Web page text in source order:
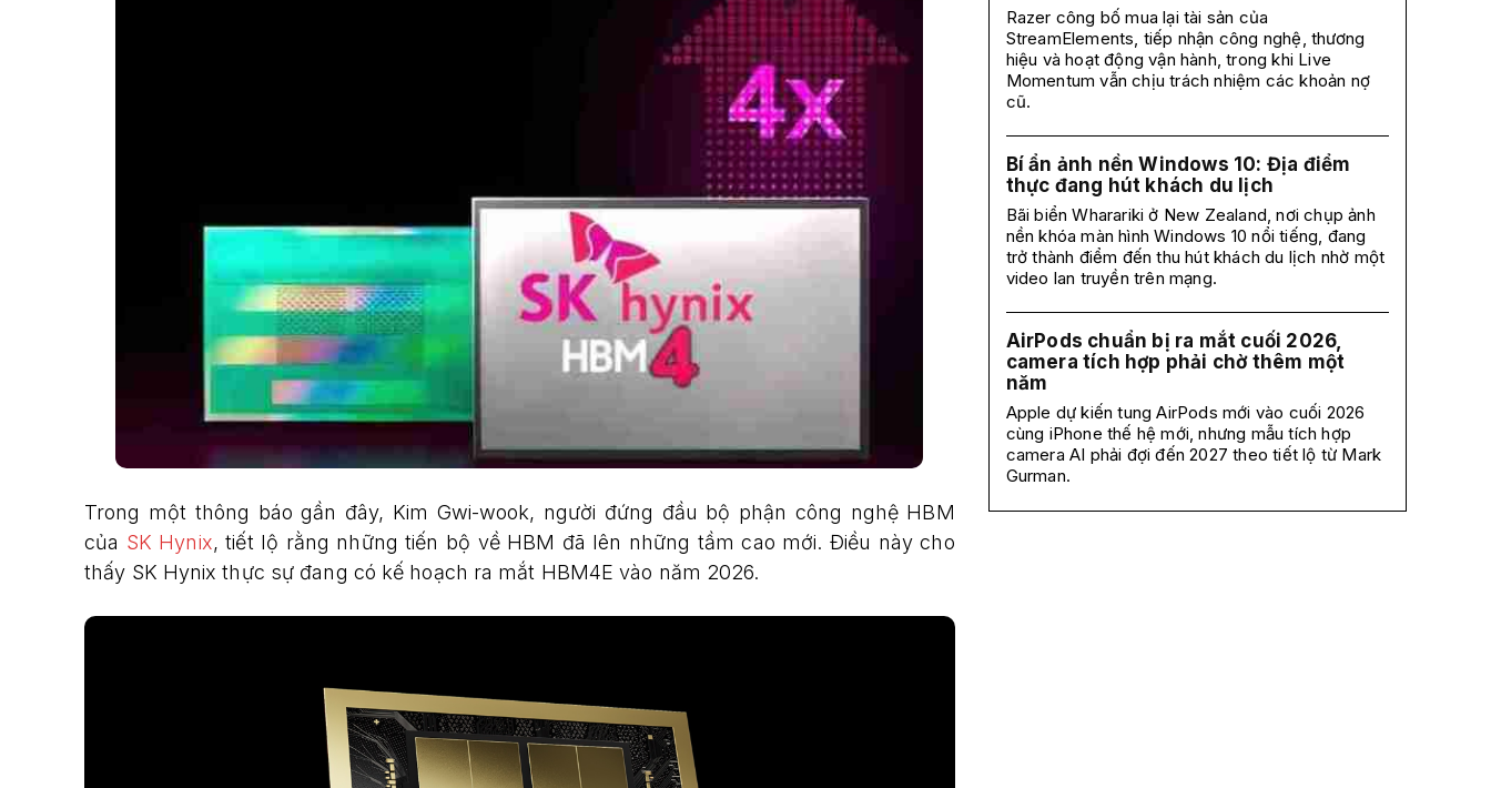
Trong một thông báo gần đây, Kim Gwi-wook, người đứng đầu bộ phận công nghệ HBM
của SK Hynix, tiết lộ rằng những tiến bộ về HBM đã lên những tầm cao mới. Điều này cho
thấy SK Hynix thực sự đang có kế hoạch ra mắt HBM4E vào năm 2026.
Razer công bố mua lại tài sản của
StreamElements, tiếp nhận công nghệ, thương
hiệu và hoạt động vận hành, trong khi Live
Momentum vẫn chịu trách nhiệm các khoản nợ
cũ.
Bí ẩn ảnh nền Windows 10: Địa điểm
thực đang hút khách du lịch
Bãi biển Wharariki ở New Zealand, nơi chụp ảnh
nền khóa màn hình Windows 10 nổi tiếng, đang
trở thành điểm đến thu hút khách du lịch nhờ một
video lan truyền trên mạng.
AirPods chuẩn bị ra mắt cuối 2026,
camera tích hợp phải chờ thêm một
năm
Apple dự kiến tung AirPods mới vào cuối 2026
cùng iPhone thế hệ mới, nhưng mẫu tích hợp
camera AI phải đợi đến 2027 theo tiết lộ từ Mark
Gurman.